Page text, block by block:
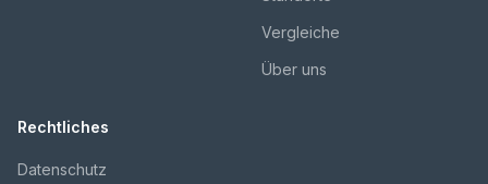
Vergleiche
Über uns
Rechtliches
Datenschutz